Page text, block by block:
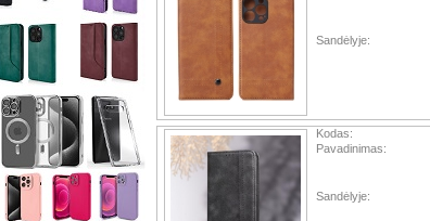
Sandėlyje:
Kodas:
Pavadinimas:
Sandėlyje: